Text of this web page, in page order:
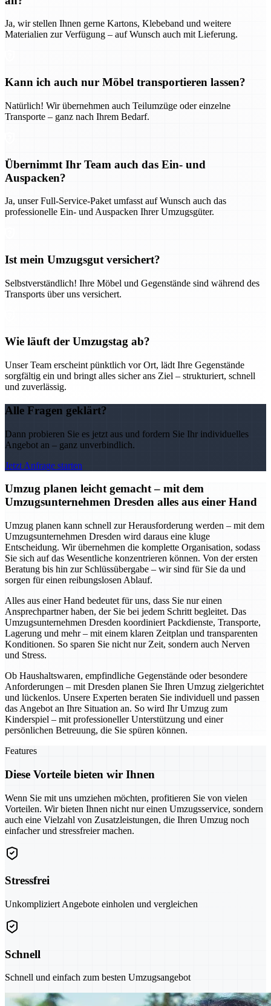
Ja, wir stellen Ihnen gerne Kartons, Klebeband und weitere
Materialien zur Verfügung – auf Wunsch auch mit Lieferung.
Kann ich auch nur Möbel transportieren lassen?
Natürlich! Wir übernehmen auch Teilumzüge oder einzelne
Transporte – ganz nach Ihrem Bedarf.
Übernimmt Ihr Team auch das Ein- und
Auspacken?
Ja, unser Full-Service-Paket umfasst auf Wunsch auch das
professionelle Ein- und Auspacken Ihrer Umzugsgüter.
Ist mein Umzugsgut versichert?
Selbstverständlich! Ihre Möbel und Gegenstände sind während des
Transports über uns versichert.
Wie läuft der Umzugstag ab?
Unser Team erscheint pünktlich vor Ort, lädt Ihre Gegenstände
sorgfältig ein und bringt alles sicher ans Ziel – strukturiert, schnell
und zuverlässig.
Alle Fragen geklärt?
Dann probieren Sie es jetzt aus und fordern Sie Ihr individuelles
Angebot an – ganz unverbindlich.
Jetzt Anfrage starten
Umzug planen leicht gemacht – mit dem
Umzugsunternehmen Dresden alles aus einer Hand
Umzug planen kann schnell zur Herausforderung werden – mit dem
Umzugsunternehmen Dresden wird daraus eine kluge
Entscheidung. Wir übernehmen die komplette Organisation, sodass
Sie sich auf das Wesentliche konzentrieren können. Von der ersten
Beratung bis hin zur Schlüssübergabe – wir sind für Sie da und
sorgen für einen reibungslosen Ablauf.
Alles aus einer Hand bedeutet für uns, dass Sie nur einen
Ansprechpartner haben, der Sie bei jedem Schritt begleitet. Das
Umzugsunternehmen Dresden koordiniert Packdienste, Transporte,
Lagerung und mehr – mit einem klaren Zeitplan und transparenten
Konditionen. So sparen Sie nicht nur Zeit, sondern auch Nerven
und Stress.
Ob Haushaltswaren, empfindliche Gegenstände oder besondere
Anforderungen – mit Dresden planen Sie Ihren Umzug zielgerichtet
und lückenlos. Unsere Experten beraten Sie individuell und passen
das Angebot an Ihre Situation an. So wird Ihr Umzug zum
Kinderspiel – mit professioneller Unterstützung und einer
persönlichen Betreuung, die Sie spüren können.
Features
Diese Vorteile bieten wir Ihnen
Wenn Sie mit uns umziehen möchten, profitieren Sie von vielen
Vorteilen. Wir bieten Ihnen nicht nur einen Umzugsservice, sondern
auch eine Vielzahl von Zusatzleistungen, die Ihren Umzug noch
einfacher und stressfreier machen.
Stressfrei
Unkompliziert Angebote einholen und vergleichen
Schnell
Schnell und einfach zum besten Umzugsangebot